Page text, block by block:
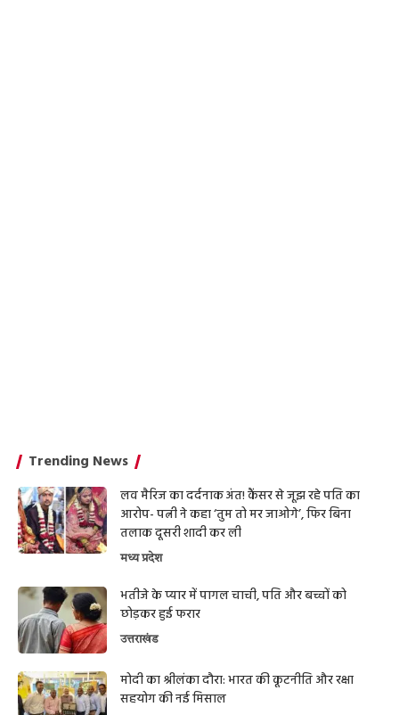
Trending News
लव मैरिज का दर्दनाक अंत! कैंसर से जूझ रहे पति का
आरोप- पत्नी ने कहा ‘तुम तो मर जाओगे’, फिर बिना
तलाक दूसरी शादी कर ली
मध्य प्रदेश
भतीजे के प्यार में पागल चाची, पति और बच्चों को
छोड़कर हुई फरार
उत्तराखंड
मोदी का श्रीलंका दौरा: भारत की कूटनीति और रक्षा
सहयोग की नई मिसाल